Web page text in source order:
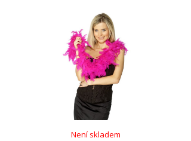
Není skladem